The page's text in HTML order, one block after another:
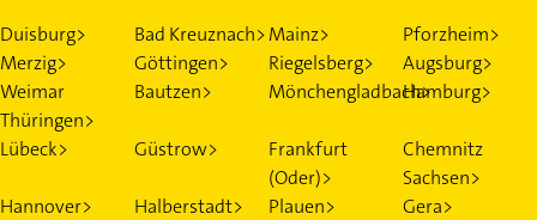
Duisburg> Bad Kreuznach>Mainz>
Pforzheim>
Merzig>
Göttingen> Riegelsberg>
Augsburg>
Weimar
Thüringen>
Bautzen> Mönchengladbach>Hamburg>
Lübeck> Güstrow>
Frankfurt
(Oder)>
Chemnitz
Sachsen>
Hannover>
Halberstadt> Plauen> Gera>